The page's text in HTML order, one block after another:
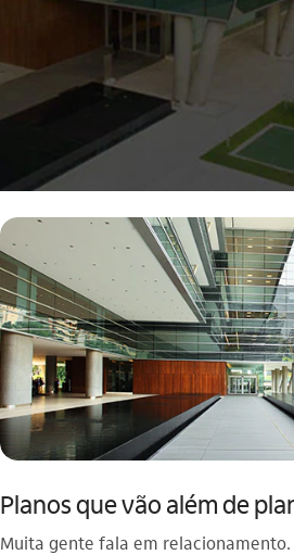
Planos que vão além de
Muita gente fala em relacionamento.